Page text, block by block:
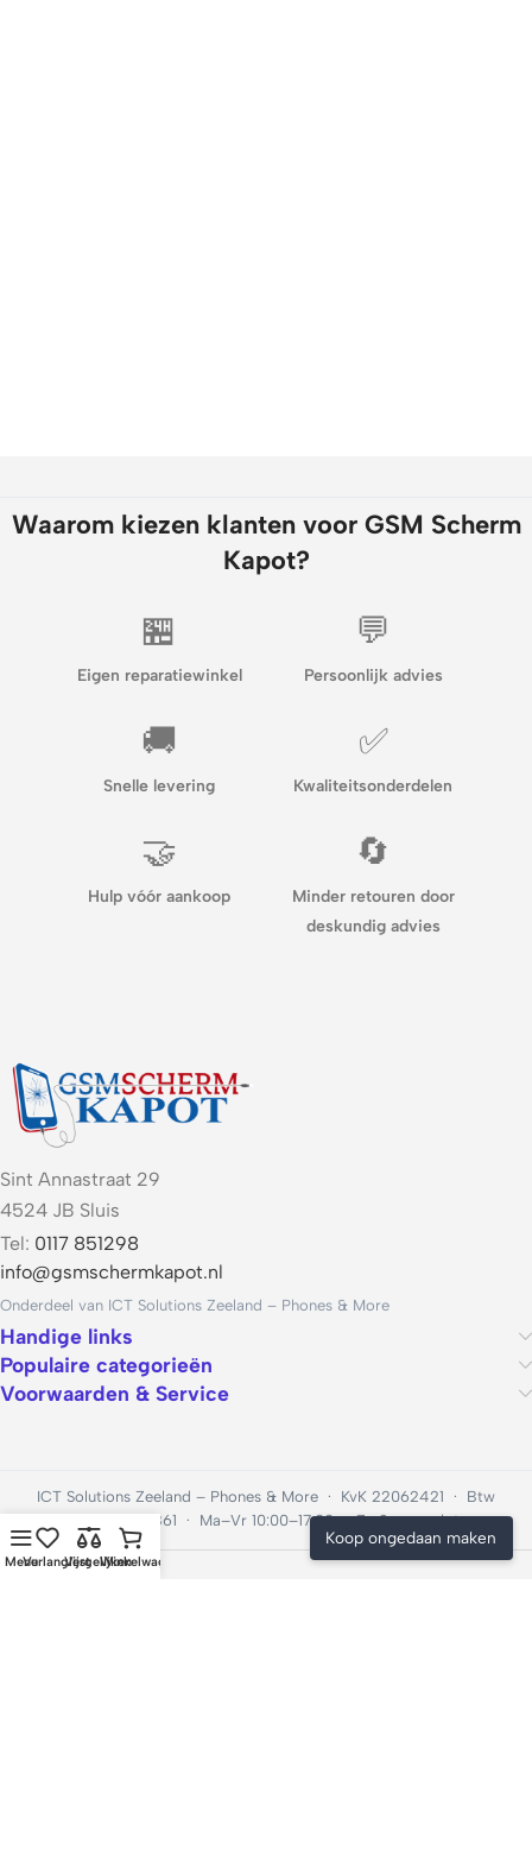
Waarom kiezen klanten voor GSM Scherm
Kapot?
🏪
Eigen reparatiewinkel
💬
Persoonlijk advies
🚚
Snelle levering
✅
Kwaliteitsonderdelen
🤝
Hulp vóór aankoop
🔄
Minder retouren door
deskundig advies
Sint Annastraat 29
4524 JB Sluis
Tel: 0117 851298
info@gsmschermkapot.nl
Onderdeel van ICT Solutions Zeeland – Phones & More
Handige links
Populaire categorieën
Voorwaarden & Service
ICT Solutions Zeeland – Phones & More · KvK 22062421 · Btw
NL001201896B61 · Ma–Vr 10:00–17:00 · Za & zo gesloten
MenuVerlanglijstVergelijkenWinkelwagen
Koop ongedaan maken